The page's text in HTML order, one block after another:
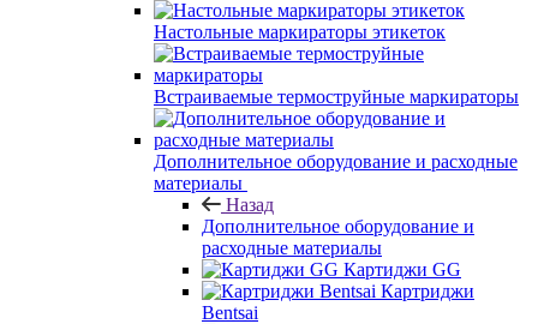
Настольные маркираторы этикеток
Встраиваемые термоструйные маркираторы
Дополнительное оборудование и расходные
материалы
Назад
Дополнительное оборудование и
расходные материалы
Картиджи GG
Картриджи
Bentsai